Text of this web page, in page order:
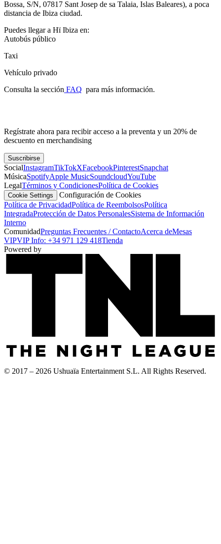
Bossa, S/N, 07817 Sant Josep de sa Talaia, Islas Baleares), a poca
distancia de Ibiza ciudad.
Puedes llegar a Hï Ibiza en:
Autobús público
Taxi
Vehículo privado
Consulta la sección FAQ para más información.
Regístrate ahora para recibir acceso a la preventa y un 20% de
descuento en merchandising
Suscribirse
SocialInstagramTikTokXFacebookPinterestSnapchat
MúsicaSpotifyApple MusicSoundcloudYouTube
LegalTérminos y CondicionesPolítica de Cookies
Cookie Settings
Configuración de Cookies
Política de PrivacidadPolítica de ReembolsosPolítica
IntegradaProtección de Datos PersonalesSistema de Información
Interno
ComunidadPreguntas Frecuentes / ContactoAcerca deMesas
VIPVIP Info: +34 971 129 418Tienda
Powered by
© 2017 – 2026 Ushuaïa Entertainment S.L. All Rights Reserved.